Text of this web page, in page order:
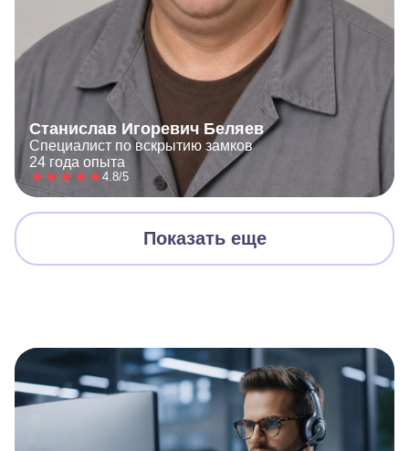
Станислав Игоревич Беляев
Специалист по вскрытию замков
24 года опыта
4.8/5
Показать еще